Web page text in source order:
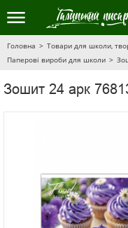
Головна
Товари для школи,
Паперові вироби для школи
Зошит 24 арк